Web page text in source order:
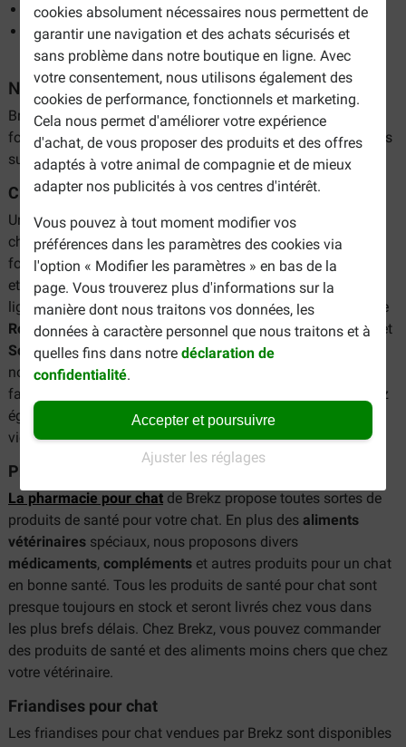
cookies absolument nécessaires nous permettent de
garantir une navigation et des achats sécurisés et
sans problème dans notre boutique en ligne. Avec
votre consentement, nous utilisons également des
cookies de performance, fonctionnels et marketing.
Cela nous permet d'améliorer votre expérience
d'achat, de vous proposer des produits et des offres
adaptés à votre animal de compagnie et de mieux
adapter nos publicités à vos centres d'intérêt.
Vous pouvez à tout moment modifier vos
préférences dans les paramètres des cookies via
l'option « Modifier les paramètres » en bas de la
page. Vous trouverez plus d'informations sur la
manière dont nous traitons vos données, les
données à caractère personnel que nous traitons et à
quelles fins dans notredéclaration de
confidentialité.
Accepter et poursuivre
Ajuster les réglages
Livraison rapide
Commande facile depuis votre domicile, sans avoir à
transporter des boîtes ou des sacs lourds
Notre gamme : tout pour le chat
Brekz a-t-il vraiment tout ce que vous recherchez ? Il y a de
fortes chances que oui ! La gamme comprend les catégories
suivantes :
Croquettes et pâtées
Une alimentation de qualité est très importante pour les
chats. Le corps a besoin de divers nutriments pour
fonctionner de manière optimale. Brekz vend des friandises
et de délicieuses pâtées pour chats. Dans la boutique en
ligne, vous trouverez toutes les marques connues, telles que
Royal Canin, Purina,Whiskas,Almo Nature, Felix,Renske
et
Schesir. Il ne s'agit bien sûr que d'une sélection des
nombreuses marques de
faciliter le choix entre les nombreuses variétés, vous pouvez
également effectuer une recherche par saveur, par stade de
vie ou par race.
Pharmacie pour chat
La pharmacie pour chat de Brekz propose toutes sortes de
produits de santé pour votre chat. En plus des aliments
vétérinaires spéciaux, nous proposons divers
médicaments, compléments et autres produits pour un chat
en bonne santé. Tous les produits de santé pour chat sont
presque toujours en stock et seront livrés chez vous dans
les plus brefs délais. Chez Brekz, vous pouvez commander
des produits de santé et des aliments moins chers que chez
votre vétérinaire.
Friandises pour chat
Les friandises pour chat vendues par Brekz sont disponibles